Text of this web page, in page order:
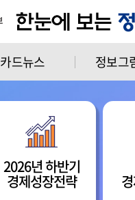
카드뉴스 정보그
2026년 하반기
경제성장전략